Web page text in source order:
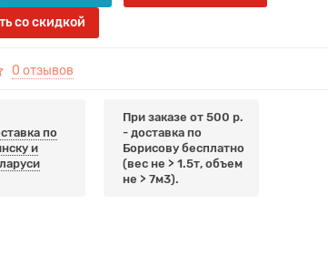
со скидкой
0 отзывов
по
и
При заказе от 500 р.
- доставка по
Борисову бесплатно
(вес не > 1.5т, объем
не > 7м3).